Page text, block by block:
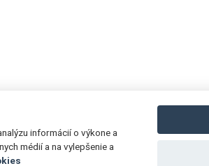
informácií o výkone a
médií a na vylepšenie a